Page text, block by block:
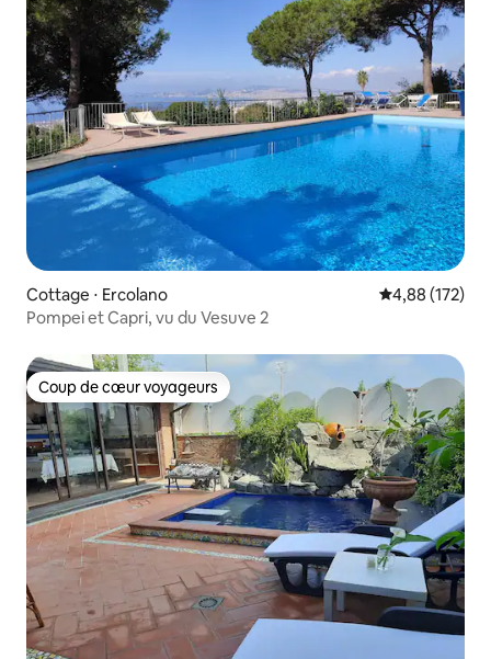
Cottage ⋅ Ercolano Évaluation
4,88 (172)
Pompei et Capri, vu du Vesuve 2
Coup de cœur voyageurs
Coup de cœur voyageurs